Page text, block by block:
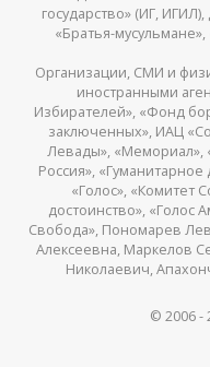
государство» (ИГ,
«Братья-
Организации, СМИ и
иностранными
Избирателей», «Фонд
заключенных», ИАЦ
Левады», «Мемориал»,
Россия»,
«Голос», «Комитет
достоинство», «Голос
Свобода», Пономарев
Алексеевна, Маркелов
Николаевич,
© 2006 -